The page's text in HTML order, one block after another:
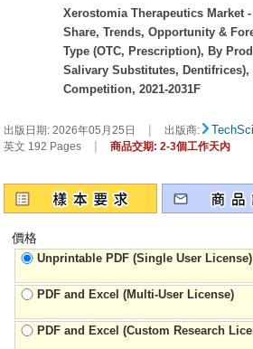
Xerostomia Therapeutics Market
Share, Trends, Opportunity &
Type (OTC, Prescription), By
Salivary Substitutes, Dentifrices),
Competition, 2021-2031F
出版日期:2026年05月25日 | 出版商:
英文 192 Pages | 商品交期: 2-3個工作天內
價格
Unprintable PDF (Single User License)
PDF and Excel (Multi-User License)
PDF and Excel (Custom Research